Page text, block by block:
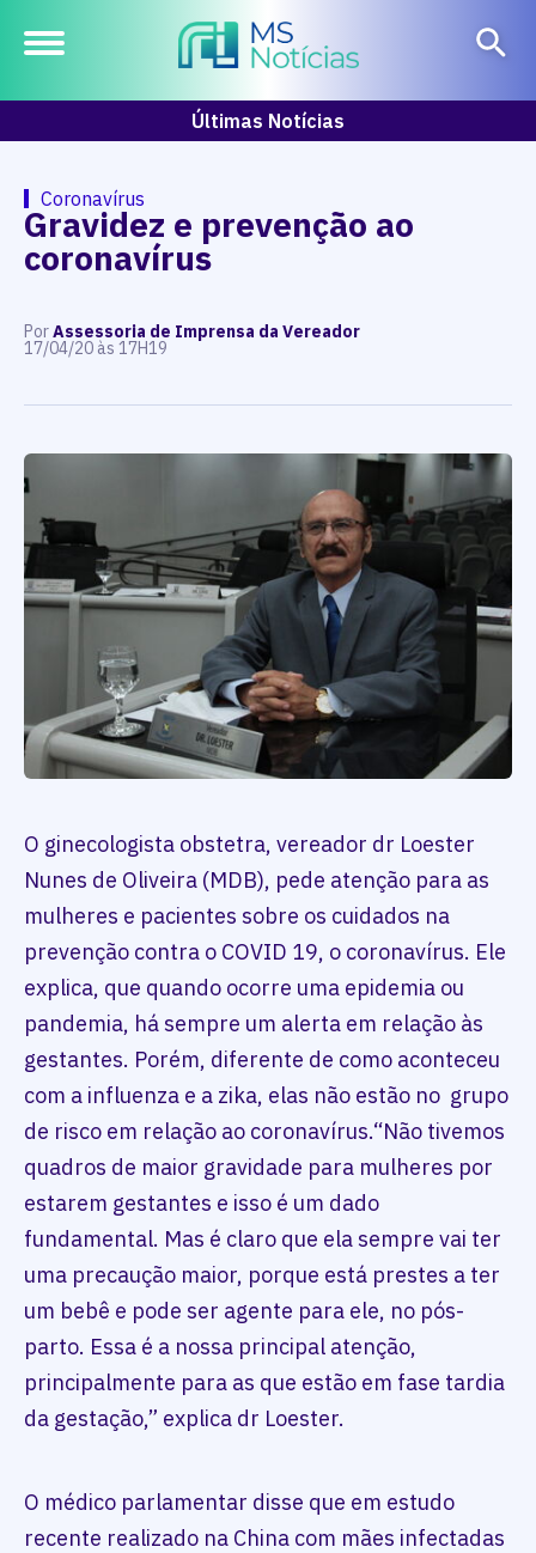
Últimas Notícias
Coronavírus
Gravidez e prevenção ao
coronavírus
PorAssessoria de Imprensa da Vereador
17/04/20 às 17H19
O ginecologista obstetra, vereador dr Loester
Nunes de Oliveira (MDB), pede atenção para as
mulheres e pacientes sobre os cuidados na
prevenção contra o COVID 19, o coronavírus. Ele
explica, que quando ocorre uma epidemia ou
pandemia, há sempre um alerta em relação às
gestantes. Porém, diferente de como aconteceu
com a influenza e a zika, elas não estão no grupo
de risco em relação ao coronavírus.“Não tivemos
quadros de maior gravidade para mulheres por
estarem gestantes e isso é um dado
fundamental. Mas é claro que ela sempre vai ter
uma precaução maior, porque está prestes a ter
um bebê e pode ser agente para ele, no pós-
parto. Essa é a nossa principal atenção,
principalmente para as que estão em fase tardia
da gestação,” explica dr Loester.
O médico parlamentar disse que em estudo
recente realizado na China com mães infectadas